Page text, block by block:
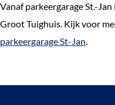
Vanaf parkeergarage St.-
Groot Tuighuis. Kijk voor
parkeergarage St-Jan.